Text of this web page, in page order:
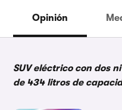
Opinión
SUV eléctrico con dos
de 434 litros de